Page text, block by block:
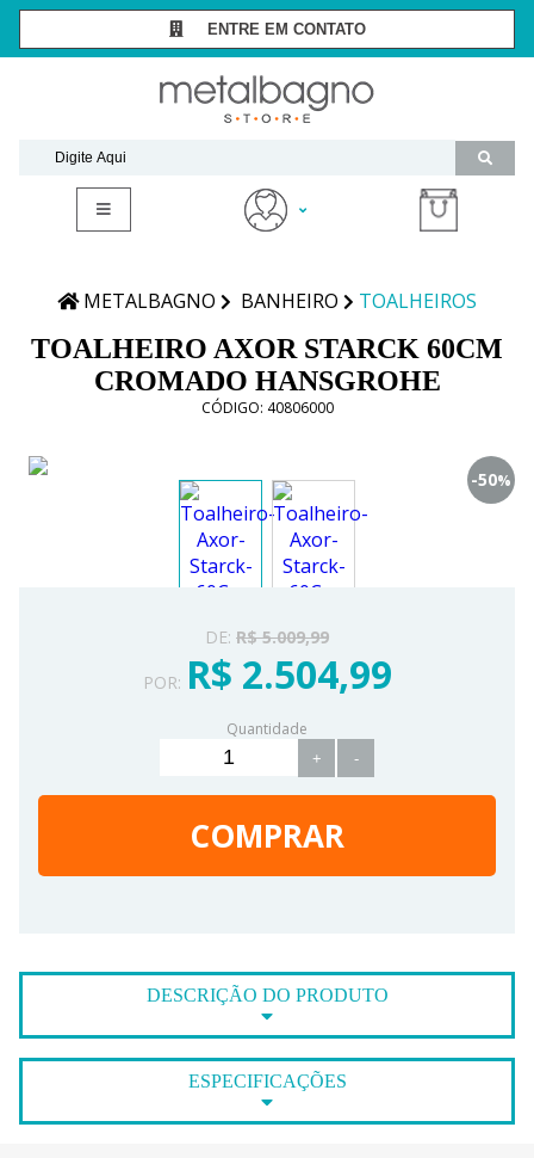
ENTRE EM CONTATO
SÃO PAULO - (11) 3081-7006
RIO DE JANEIRO -
(21) 2294-8091
(11) 99467-1909
METALBAGNO BANHEIRO TOALHEIROS
TOALHEIRO AXOR STARCK 60CM
CROMADO HANSGROHE
CÓDIGO: 40806000
-50%
DE: R$ 5.009,99
POR: R$ 2.504,99
Quantidade
+ -
COMPRAR
DESCRIÇÃO DO PRODUTO
ESPECIFICAÇÕES